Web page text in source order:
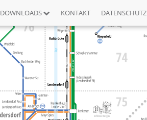
DOWNLOADS KONTAKT DATENSCHUTZ